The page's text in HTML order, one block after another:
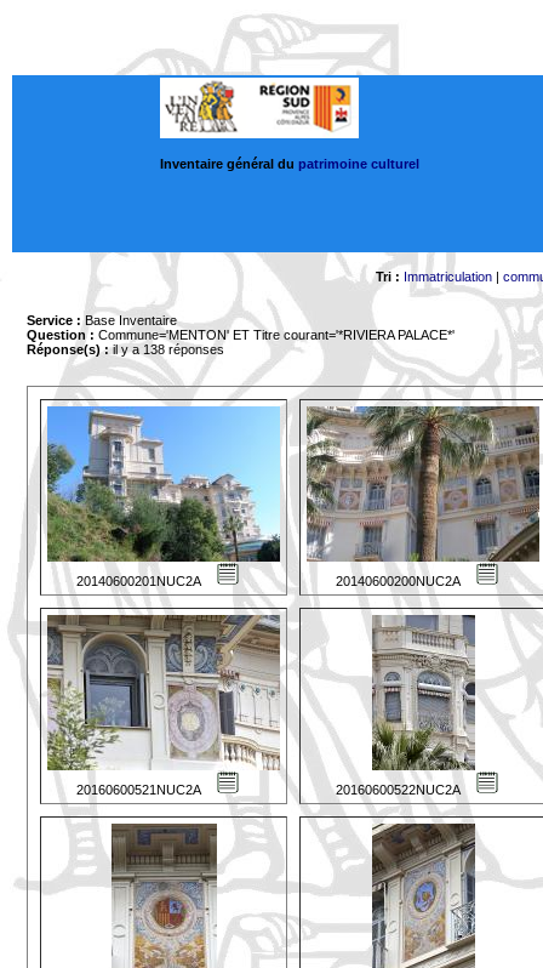
Inventaire général du patrimoine culturel
Tri : Immatriculation|
Service : Base Inventaire
Question : Commune='MENTON' ET Titre courant='*RIVIERA PALACE*'
Réponse(s) :il y a 138 réponses
20140600201NUC2A 20140600200NUC2A
20160600521NUC2A 20160600522NUC2A